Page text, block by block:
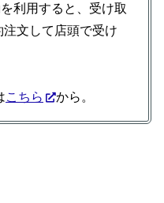
利用すると、受け取
注文して店頭で受け
こちら から。